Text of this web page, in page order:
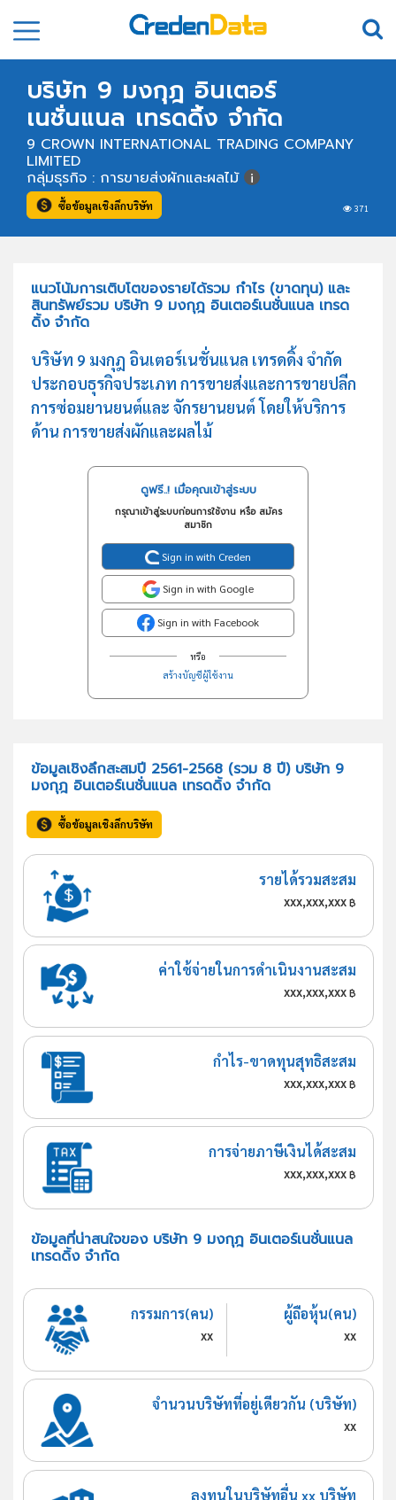
บริษัท 9 มงกุฎ อินเตอร์
เนชั่นแนล เทรดดิ้ง จำกัด
9 CROWN INTERNATIONAL TRADING COMPANY
LIMITED
371
กลุ่มธุรกิจ : การขายส่งผักและผลไม้
ซื้อข้อมูลเชิงลึกบริษัท
แนวโน้มการเติบโตของรายได้รวม กำไร (ขาดทุน) และ
สินทรัพย์รวม บริษัท 9 มงกุฎ อินเตอร์เนชั่นแนล เทรด
ดิ้ง จำกัด
บริษัท 9 มงกุฎ อินเตอร์เนชั่นแนล เทรดดิ้ง จำกัด
ประกอบธุรกิจประเภท การขายส่งและการขายปลีก
การซ่อมยานยนต์และ จักรยานยนต์ โดยให้บริการ
ด้าน การขายส่งผักและผลไม้
ดูฟรี..! เมื่อคุณเข้าสู่ระบบ
กรุณาเข้าสู่ระบบก่อนการใช้งาน หรือ สมัคร
สมาชิก
Sign in with Creden
Sign in with Google
Sign in with Facebook
หรือ
สร้างบัญชีผู้ใช้งาน
ข้อมูลเชิงลึกสะสมปี 2561-2568 (รวม 8 ปี) บริษัท 9
มงกุฎ อินเตอร์เนชั่นแนล เทรดดิ้ง จำกัด
ซื้อข้อมูลเชิงลึกบริษัท
รายได้รวมสะสม
xxx,xxx,xxx฿
ค่าใช้จ่ายในการดำเนินงานสะสม
xxx,xxx,xxx฿
กำไร-ขาดทุนสุทธิสะสม
xxx,xxx,xxx฿
การจ่ายภาษีเงินได้สะสม
xxx,xxx,xxx฿
ข้อมูลที่น่าสนใจของ บริษัท 9 มงกุฎ อินเตอร์เนชั่นแนล
เทรดดิ้ง จำกัด
กรรมการ(คน)
xx
ผู้ถือหุ้น(คน)
xx
จำนวนบริษัทที่อยู่เดียวกัน (บริษัท)
xx
ลงทุนในบริษัทอื่น xx บริษัท